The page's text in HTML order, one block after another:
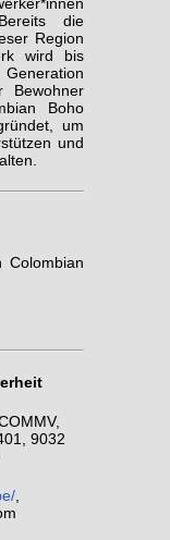
die
Region
wird bis
Bewohner
Boho
um
und
Colombian
9032